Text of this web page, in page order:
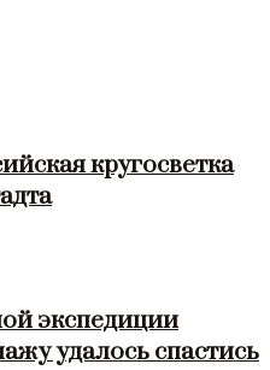
кругосветка
экспедиции
удалось спастись